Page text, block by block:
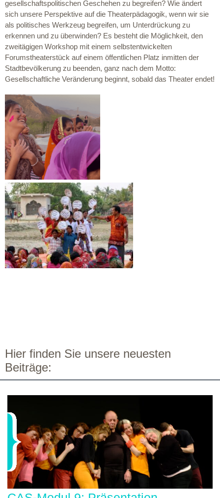
gesellschaftspolitischen Geschehen zu begreifen? Wie ändert
sich unsere Perspektive auf die Theaterpädagogik, wenn wir sie
als politisches Werkzeug begreifen, um Unterdrückung zu
erkennen und zu überwinden? Es besteht die Möglichkeit, den
zweitägigen Workshop mit einem selbstentwickelten
Forumstheaterstück auf einem öffentlichen Platz inmitten der
Stadtbevölkerung zu beenden, ganz nach dem Motto:
Gesellschaftliche Veränderung beginnt, sobald das Theater endet!
Hier finden Sie unsere neuesten
Beiträge: